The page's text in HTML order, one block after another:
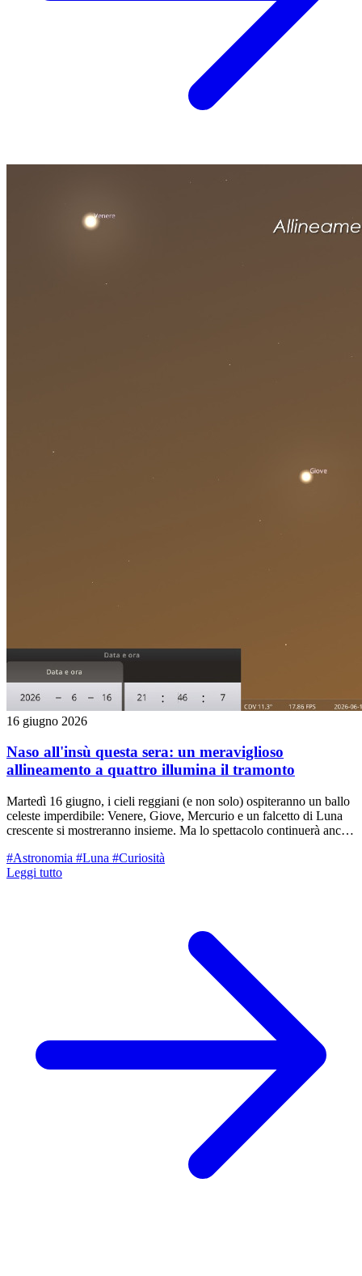
16 giugno 2026
Naso all'insù questa sera: un meraviglioso
allineamento a quattro illumina il tramonto
Martedì 16 giugno, i cieli reggiani (e non solo) ospiteranno un ballo
celeste imperdibile: Venere, Giove, Mercurio e un falcetto di Luna
crescente si mostreranno insieme. Ma lo spettacolo continuerà anche
#Astronomia #Luna #Curiosità
Leggi tutto